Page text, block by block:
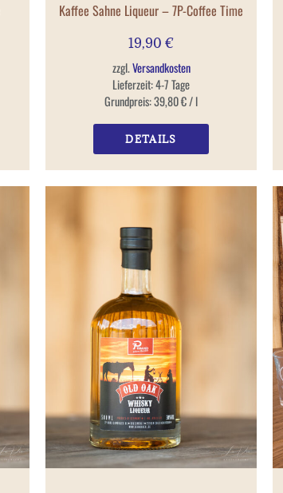
Kaffee Sahne Liqueur – 7P-Coffee Time
19,90 €
zzgl.Versandkosten
Lieferzeit:4-7 Tage
Grundpreis:39,80€/l
DETAILS